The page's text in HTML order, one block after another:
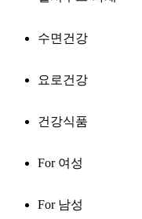
수면건강
요로건강
건강식품
For 여성
For 남성